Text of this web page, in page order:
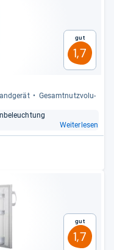
Gut
1,7
Gesamt­nutz­vo­lu­
Weiterlesen
Gut
1,7